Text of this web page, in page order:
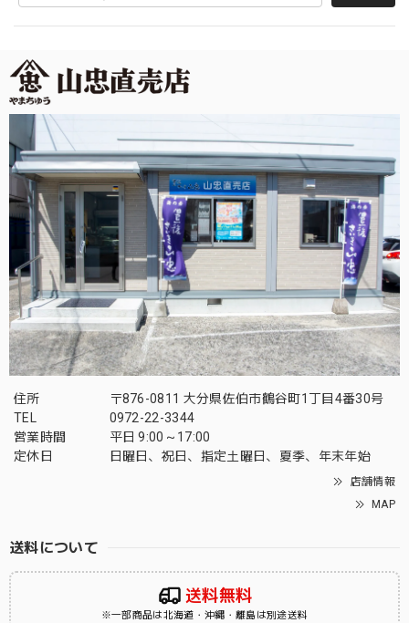
住所
〒876-0811 大分県佐伯市鶴谷町1丁目4番30号
TEL
0972-22-3344
営業時間
平日 9:00～17:00
定休日
日曜日、祝日、指定土曜日、夏季、年末年始
店舗情報
MAP
送料について
送料無料
※一部商品は北海道・沖縄・離島は別途送料